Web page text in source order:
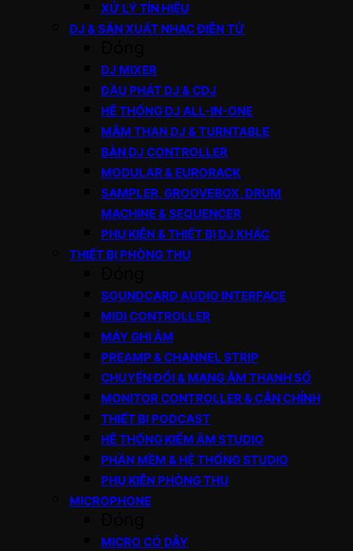
XỬ LÝ TÍN HIỆU
DJ & SẢN XUẤT NHẠC ĐIỆN TỬ
DJ MIXER
ĐẦU PHÁT DJ & CDJ
HỆ THỐNG DJ ALL-IN-ONE
MÂM THAN DJ & TURNTABLE
BÀN DJ CONTROLLER
MODULAR & EURORACK
SAMPLER, GROOVEBOX, DRUM
MACHINE & SEQUENCER
PHỤ KIỆN & THIẾT BỊ DJ KHÁC
THIẾT BỊ PHÒNG THU
SOUNDCARD AUDIO INTERFACE
MIDI CONTROLLER
MÁY GHI ÂM
PREAMP & CHANNEL STRIP
CHUYỂN ĐỔI & MẠNG ÂM THANH SỐ
MONITOR CONTROLLER & CÂN CHỈNH
THIẾT BỊ PODCAST
HỆ THỐNG KIỂM ÂM STUDIO
PHẦN MỀM & HỆ THỐNG STUDIO
PHỤ KIỆN PHÒNG THU
MICROPHONE
MICRO CÓ DÂY